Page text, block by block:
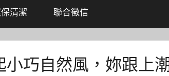
清潔 聯合徵信
巧自然風，妳跟上